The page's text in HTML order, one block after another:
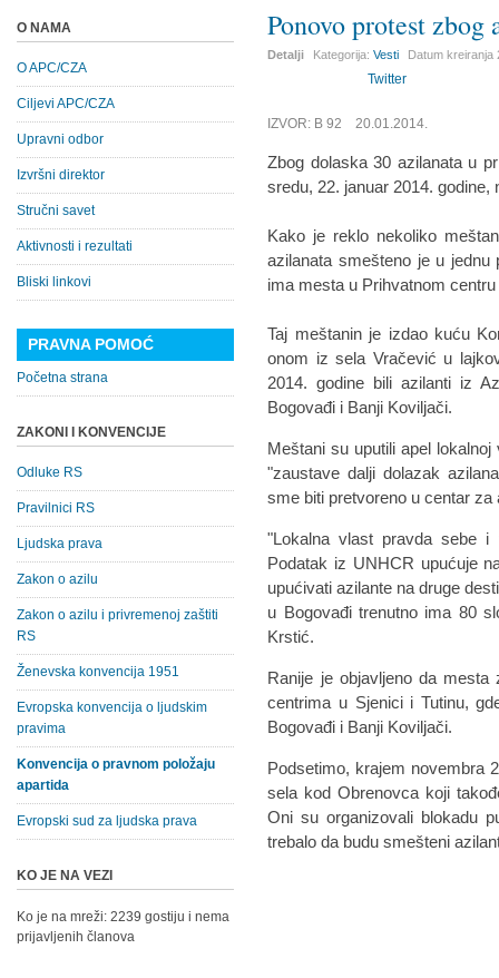
Ponovo protest zbog
Detalji Kategorija:Vesti Datum kreiranja
Twitter
IZVOR: B 92 20.01.2014.
Zbog dolaska 30 azilanata u
sredu, 22. januar 2014.
Kako je reklo nekoliko
azilanata smešteno je u jednu
ima mesta u Prihvatnom
Taj meštanin je izdao kuću
onom iz sela Vračević u
2014. godine bili azilanti iz
Bogovađi i Banji Koviljači.
Meštani su uputili apel
"zaustave dalji dolazak
sme biti pretvoreno u centar za
"Lokalna vlast pravda sebe
Podatak iz UNHCR upućuje
upućivati azilante na druge
u Bogovađi trenutno ima 80
Krstić.
Ranije je objavljeno da
centrima u Sjenici i Tutinu,
Bogovađi i Banji Koviljači.
Podsetimo, krajem novembra
sela kod Obrenovca koji
Oni su organizovali blokadu
trebalo da budu smešteni
O NAMA
O APC/CZA
Ciljevi APC/CZA
Upravni odbor
Izvršni direktor
Stručni savet
Aktivnosti i rezultati
Bliski linkovi
PRAVNA POMOĆ
Početna strana
ZAKONI I KONVENCIJE
Odluke RS
Pravilnici RS
Ljudska prava
Zakon o azilu
Zakon o azilu i privremenoj zaštiti
RS
Ženevska konvencija 1951
Evropska konvencija o ljudskim
pravima
Konvencija o pravnom položaju
apartida
Evropski sud za ljudska prava
KO JE NA VEZI
Ko je na mreži: 2239 gostiju i nema
prijavljenih članova